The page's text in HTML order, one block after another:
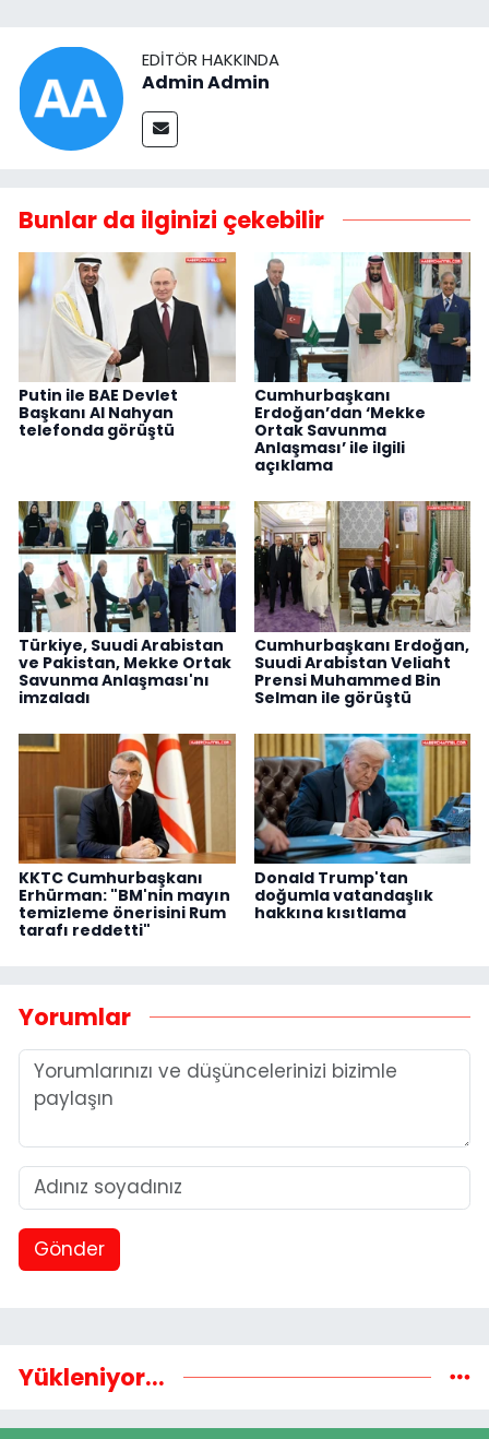
EDITÖR HAKKINDA
Admin Admin
Bunlar da ilginizi çekebilir
Putin ile BAE Devlet
Başkanı Al Nahyan
telefonda görüştü
Cumhurbaşkanı
Erdoğan’dan ‘Mekke
Ortak Savunma
Anlaşması’ ile ilgili
açıklama
Türkiye, Suudi Arabistan
ve Pakistan, Mekke Ortak
Savunma Anlaşması'nı
imzaladı
Cumhurbaşkanı Erdoğan,
Suudi Arabistan Veliaht
Prensi Muhammed Bin
Selman ile görüştü
KKTC Cumhurbaşkanı
Erhürman: "BM'nin mayın
temizleme önerisini Rum
tarafı reddetti"
Donald Trump'tan
doğumla vatandaşlık
hakkına kısıtlama
Yorumlar
Gönder
Yükleniyor...